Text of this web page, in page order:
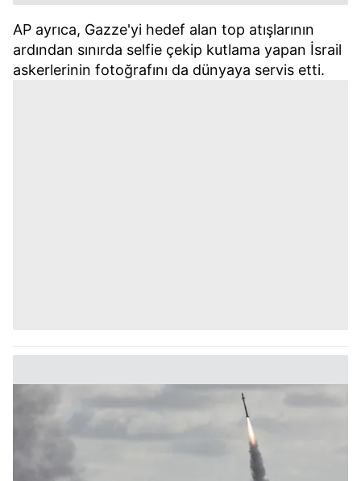
AP ayrıca, Gazze'yi hedef alan top atışlarının
ardından sınırda selfie çekip kutlama yapan İsrail
askerlerinin fotoğrafını da dünyaya servis etti.